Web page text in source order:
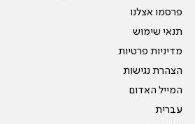
פרסמו אצלנו
תנאי שימוש
מדיניות פרטיות
הצהרת נגישות
המייל האדום
עברית